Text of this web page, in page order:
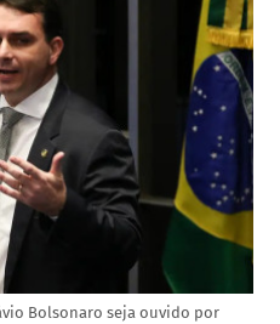
Bolsonaro seja ouvido por